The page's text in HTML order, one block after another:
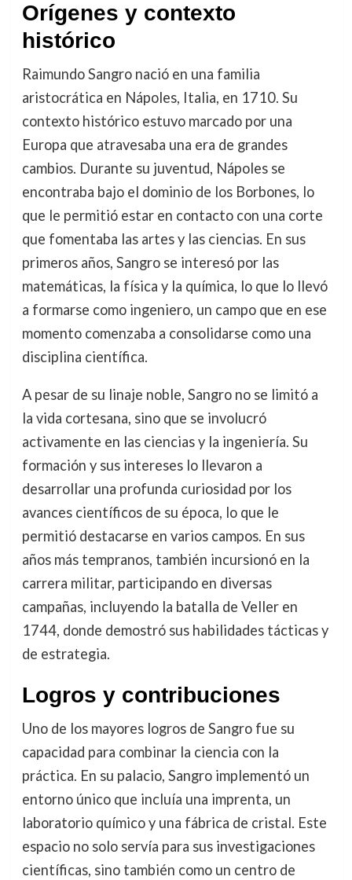
Orígenes y contexto
histórico
Raimundo Sangro nació en una familia
aristocrática en Nápoles, Italia, en 1710. Su
contexto histórico estuvo marcado por una
Europa que atravesaba una era de grandes
cambios. Durante su juventud, Nápoles se
encontraba bajo el dominio de los Borbones, lo
que le permitió estar en contacto con una corte
que fomentaba las artes y las ciencias. En sus
primeros años, Sangro se interesó por las
matemáticas, la física y la química, lo que lo llevó
a formarse como ingeniero, un campo que en ese
momento comenzaba a consolidarse como una
disciplina científica.
A pesar de su linaje noble, Sangro no se limitó a
la vida cortesana, sino que se involucró
activamente en las ciencias y la ingeniería. Su
formación y sus intereses lo llevaron a
desarrollar una profunda curiosidad por los
avances científicos de su época, lo que le
permitió destacarse en varios campos. En sus
años más tempranos, también incursionó en la
carrera militar, participando en diversas
campañas, incluyendo la batalla de Veller en
1744, donde demostró sus habilidades tácticas y
de estrategia.
Logros y contribuciones
Uno de los mayores logros de Sangro fue su
capacidad para combinar la ciencia con la
práctica. En su palacio, Sangro implementó un
entorno único que incluía una imprenta, un
laboratorio químico y una fábrica de cristal. Este
espacio no solo servía para sus investigaciones
científicas, sino también como un centro de